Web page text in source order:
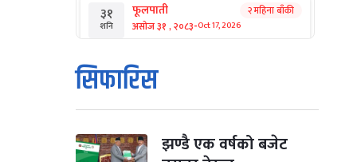
३१
शनि
फूलपाती
असोज ३१ , २०८३-Oct 17, 2026
२ महिना बाँकी
१
आइत
कार्तिक सङ्क्रान्ति
कार्तिक १, २०८३
मंगल कार्तिक ३, २०८३ -Oct 20, 2026
सिफारिस
झण्डै एक वर्षको बजेट